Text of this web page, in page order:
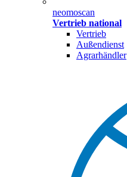
neomoscan
Vertrieb national
Vertrieb
Außendienst
Agrarhändler